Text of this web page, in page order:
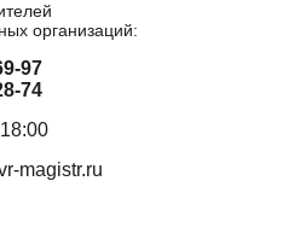
организаций:
97
74
magistr.ru